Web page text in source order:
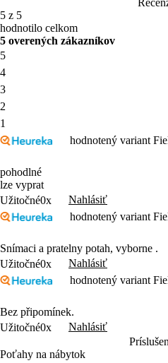
5 z 5
hodnotilo celkom
5 overených zákazníkov
5
4
3
2
1
hodnotený variant
pohodlné
lze vyprat
Užitočné0x
Nahlásiť
hodnotený variant
Snímaci a pratelny potah, vyborne .
Užitočné0x
Nahlásiť
hodnotený variant
Bez připomínek.
Užitočné0x
Nahlásiť
Poťahy na nábytok